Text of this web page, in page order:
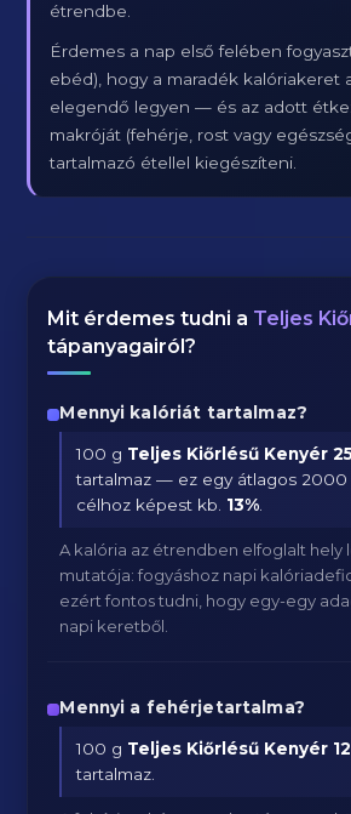
étrendbe.
Érdemes a nap első felében
ebéd), hogy a maradék kalóriakeret
elegendő legyen — és az adott
makróját (fehérje, rost vagy
tartalmazó étellel kiegészíteni.
Mit érdemes tudni a Teljes
tápanyagairól?
Mennyi kalóriát tartalmaz?
100 g Teljes Kiőrlésű Kenyér
tartalmaz — ez egy átlagos 2000
célhoz képest kb. 13%
A kalória az étrendben elfoglalt hely
mutatója: fogyáshoz napi
ezért fontos tudni, hogy egy-egy
napi keretből.
Mennyi a fehérjetartalma?
100 g Teljes Kiőrlésű Kenyér
tartalmaz.